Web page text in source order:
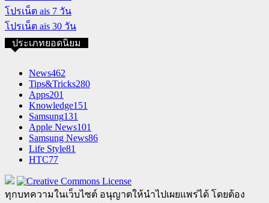
โปรเน็ต ais 7 วัน
โปรเน็ต ais 30 วัน
ประเภทยอดนิยม
News462
Tips&Tricks280
Apps201
Knowledge151
Samsung131
Apple News101
Samsung News86
Life Style81
HTC77
ทุกบทความในเว็บไซต์ อนุญาตให้นำไปเผยแพร่ได้ โดยต้อง